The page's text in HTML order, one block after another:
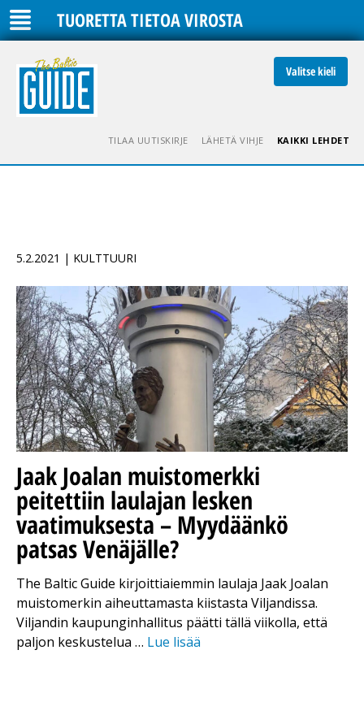
TUORETTA TIETOA VIROSTA
Valitse kieli
TILAA UUTISKIRJE LÄHETÄ VIHJE KAIKKI LEHDET
5.2.2021 | KULTTUURI
Jaak Joalan muistomerkki
peitettiin laulajan lesken
vaatimuksesta – Myydäänkö
patsas Venäjälle?
The Baltic Guide kirjoittiaiemmin laulaja Jaak Joalan
muistomerkin aiheuttamasta kiistasta Viljandissa.
Viljandin kaupunginhallitus päätti tällä viikolla, että
paljon keskustelua … Lue lisää